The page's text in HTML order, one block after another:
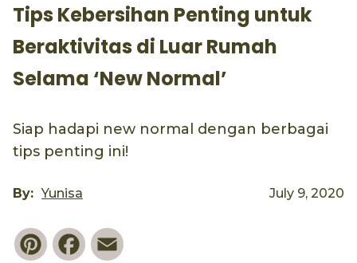
Tips Kebersihan Penting untuk
Beraktivitas di Luar Rumah
Selama ‘New Normal’
Siap hadapi new normal dengan berbagai
tips penting ini!
By: Yunisa July 9, 2020
PinterestFacebook